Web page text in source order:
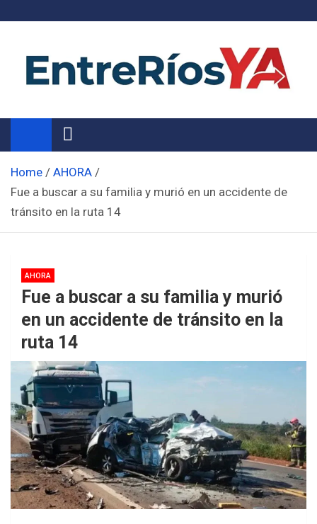
Noticias de Entre Ríos
Información de toda la provincia ahora
Home
AHORA
Fue a buscar a su familia y murió en un accidente de
tránsito en la ruta 14
AHORA
Fue a buscar a su familia y murió
en un accidente de tránsito en la
ruta 14